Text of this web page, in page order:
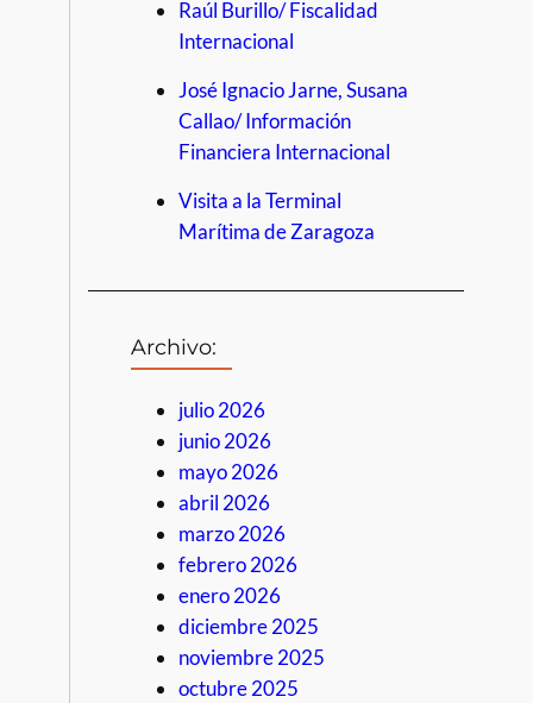
Raúl Burillo/ Fiscalidad
Internacional
José Ignacio Jarne, Susana
Callao/ Información
Financiera Internacional
Visita a la Terminal
Marítima de Zaragoza
Archivo:
julio 2026
junio 2026
mayo 2026
abril 2026
marzo 2026
febrero 2026
enero 2026
diciembre 2025
noviembre 2025
octubre 2025